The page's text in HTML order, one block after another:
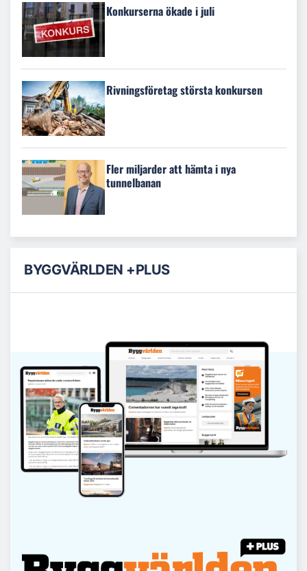
Konkurserna ökade i juli
Rivningsföretag största konkursen
Fler miljarder att hämta i nya
tunnelbanan
BYGGVÄRLDEN +PLUS